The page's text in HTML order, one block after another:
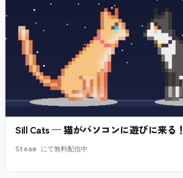
Sill Cats — 猫がパソコンに遊びに来る！
Steam にて無料配信中